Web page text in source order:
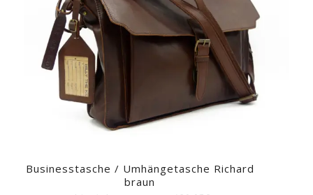
Businesstasche / Umhängetasche Richard
braun